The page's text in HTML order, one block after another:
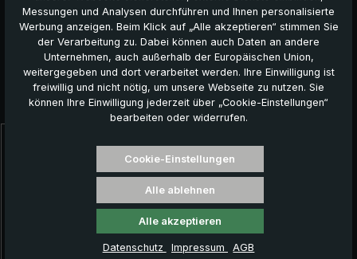
Das könnte Ihnen auch gefallen:
Messungen und Analysen durchführen und Ihnen personalisierte
Werbung anzeigen. Beim Klick auf „Alle akzeptieren“ stimmen Sie
der Verarbeitung zu. Dabei können auch Daten an andere
Unternehmen, auch außerhalb der Europäischen Union,
weitergegeben und dort verarbeitet werden. Ihre Einwilligung ist
freiwillig und nicht nötig, um unsere Webseite zu nutzen. Sie
können Ihre Einwilligung jederzeit über „Cookie-Einstellungen“
bearbeiten oder widerrufen.
Cookie-Einstellungen
Alle ablehnen
Alle akzeptieren
Datenschutz Impressum AGB